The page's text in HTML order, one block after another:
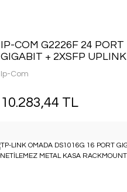
IP-COM G2226F 24 PORT
GIGABIT + 2XSFP UPLINK
RACKMOUNT SWITCH
Ip-Com
10.283,44 TL